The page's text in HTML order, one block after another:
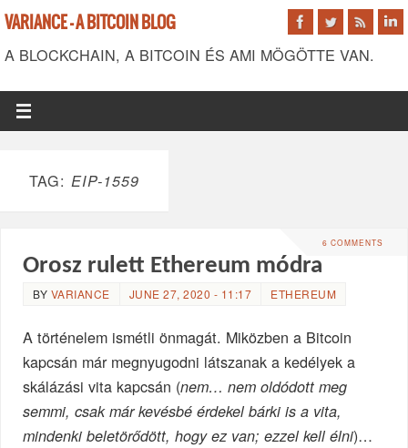
VARIANCE - A BITCOIN BLOG
A BLOCKCHAIN, A BITCOIN ÉS AMI MÖGÖTTE VAN.
TAG: EIP-1559
6 COMMENTS
Orosz rulett Ethereum módra
BY VARIANCE JUNE 27, 2020 - 11:17 ETHEREUM
A történelem ismétli önmagát. Miközben a Bitcoin
kapcsán már megnyugodni látszanak a kedélyek a
skálázási vita kapcsán (nem… nem oldódott meg
semmi, csak már kevésbé érdekel bárki is a vita,
mindenki beletörődött, hogy ez van; ezzel kell élni)…